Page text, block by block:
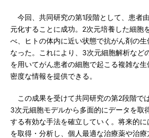
今回、共同研究の第1段階として、患者
元化することに成功。2次元培養した細胞
べ、ヒトの体内に近い状態で抗がん剤の
なった。これにより、3次元細胞解析など
を用いてがん患者の細胞で起こる複雑な
密度な情報を提供できる。
この成果を受けて共同研究の第2段階で
3次元細胞モデルから多面的にデータを取
する有効な手法を確立していく。将来的
を取得・分析し、個人最適な治療薬や治